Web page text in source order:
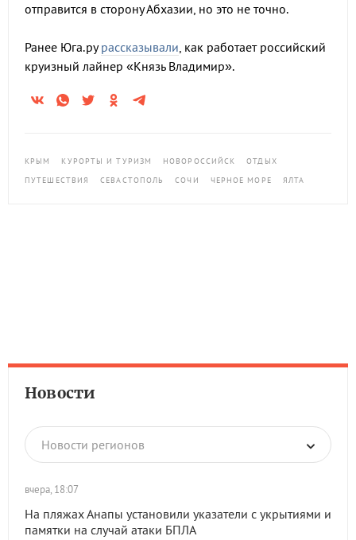
отправится в сторону Абхазии, но это не точно.
Ранее Юга.рурассказывали, как работает российский
круизный лайнер «Князь Владимир».
КРЫМ КУРОРТЫ И ТУРИЗМ НОВОРОССИЙСК
ОТДЫХ
ПУТЕШЕСТВИЯ
СЕВАСТОПОЛЬ СОЧИ ЧЕРНОЕ МОРЕ ЯЛТА
Новости
Новости регионов
вчера, 18:07
На пляжах Анапы установили указатели с укрытиями и
памятки на случай атаки БПЛА